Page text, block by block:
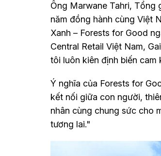
Ông Marwane Tahri, Tổng
năm đồng hành cùng Việt
Xanh – Forests for Good
Central Retail Việt Nam,
tôi luôn kiên định biến cam
Ý nghĩa của Forests for
kết nối giữa con người,
nhân cùng chung sức cho
tương lai."